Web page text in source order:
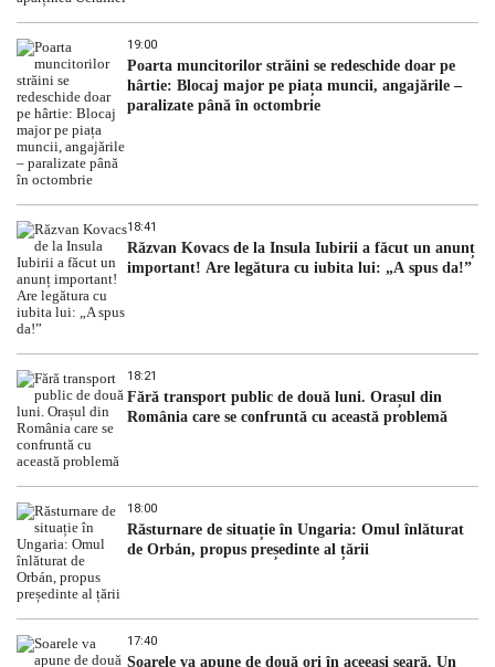
19:00
Poarta muncitorilor străini se redeschide doar pe
hârtie: Blocaj major pe piața muncii, angajările –
paralizate până în octombrie
18:41
Răzvan Kovacs de la Insula Iubirii a făcut un anunț
important! Are legătura cu iubita lui: „A spus da!”
18:21
Fără transport public de două luni. Orașul din
România care se confruntă cu această problemă
18:00
Răsturnare de situație în Ungaria: Omul înlăturat
de Orbán, propus președinte al țării
17:40
Soarele va apune de două ori în aceeași seară. Un